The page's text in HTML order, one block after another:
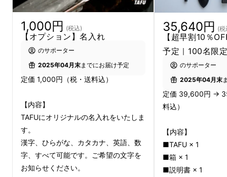
1,000円 (税込)
【オプション】名入れ
のサポーター
2025年04月末までにお届け予定
定価 1,000円（税・送料込）
【内容】
TAFUにオリジナルの名入れをいたしま
す。
漢字、ひらがな、カタカナ、英語、数
字、すべて可能です。ご希望の文字を
お知らせください。
35,640円 (税
【超早割10％
予定｜100名限
のサポーター
2025年04月末
定価 39,600円 →
料込）
【内容】
■TAFU × 1
■箱 × 1
■説明書 × 1